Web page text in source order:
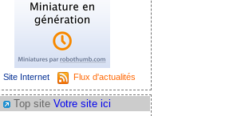
Site Internet Flux d'actualités
Top site Votre site ici